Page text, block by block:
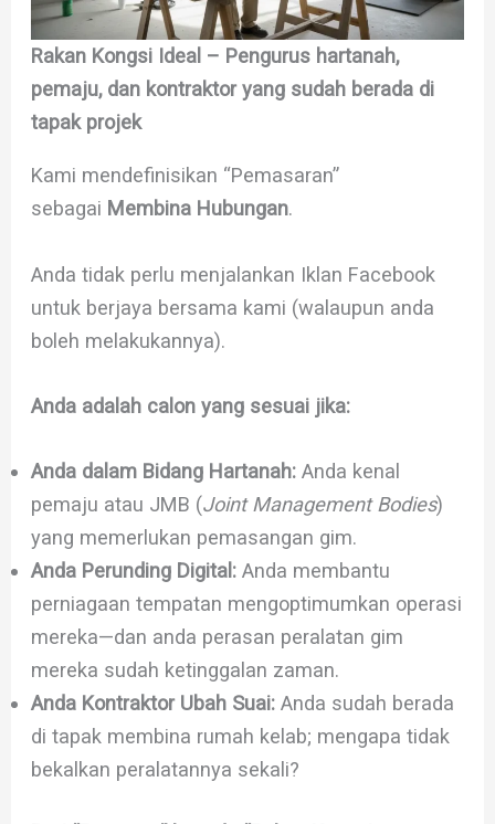
Rakan Kongsi Ideal – Pengurus hartanah,
pemaju, dan kontraktor yang sudah berada di
tapak projek
Kami mendefinisikan “Pemasaran”
sebagai Membina Hubungan.
Anda tidak perlu menjalankan Iklan Facebook
untuk berjaya bersama kami (walaupun anda
boleh melakukannya).
Anda adalah calon yang sesuai jika:
Anda dalam Bidang Hartanah: Anda kenal
pemaju atau JMB (Joint Management Bodies)
yang memerlukan pemasangan gim.
Anda Perunding Digital: Anda membantu
perniagaan tempatan mengoptimumkan operasi
mereka—dan anda perasan peralatan gim
mereka sudah ketinggalan zaman.
Anda Kontraktor Ubah Suai: Anda sudah berada
di tapak membina rumah kelab; mengapa tidak
bekalkan peralatannya sekali?